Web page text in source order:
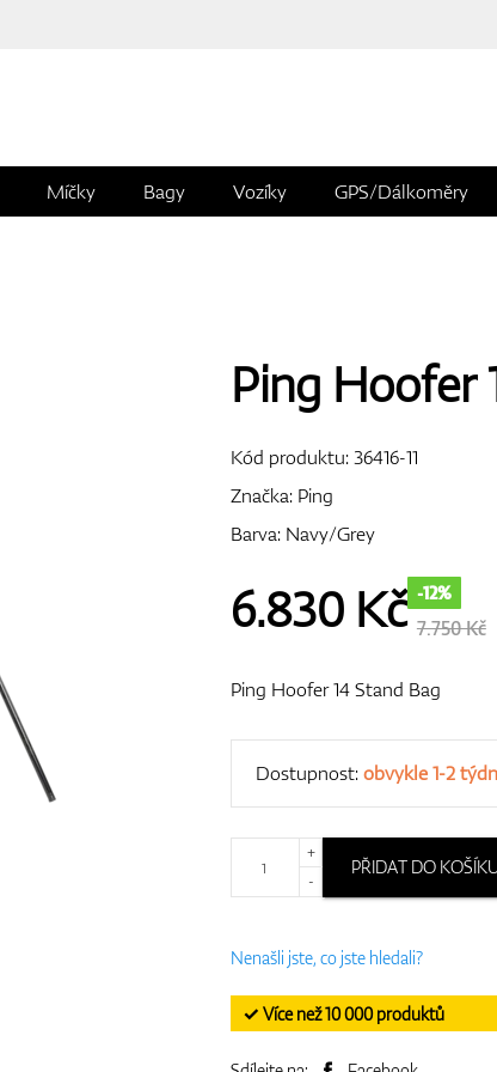
Míčky Bagy Vozíky GPS/Dálkoměry
Ping Hoofer
Kód produktu:36416-11
Značka: Ping
Barva: Navy/Grey
6.830Kč -12%
7.750 Kč
Ping Hoofer 14 Stand Bag
Dostupnost:obvykle 1-2
+
-
PŘIDAT DO
Nenašli jste, co jste hledali?
✓ Více než 10 000 produktů